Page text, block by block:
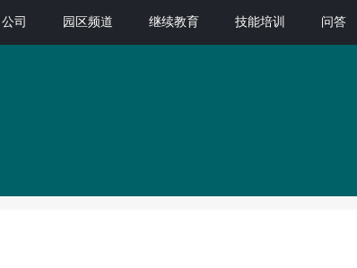
公司 园区频道 继续教育 技能培训 问答